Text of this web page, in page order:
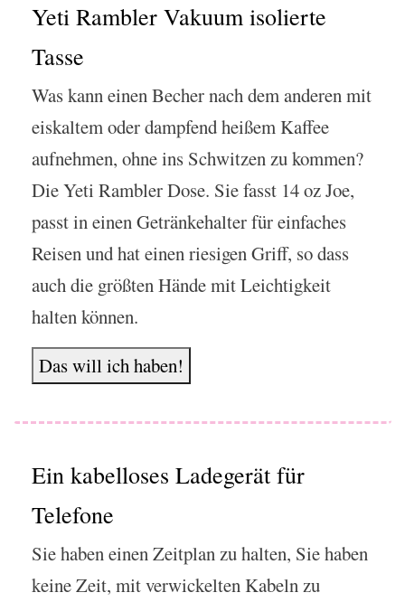
Yeti Rambler Vakuum isolierte
Tasse
Was kann einen Becher nach dem anderen mit
eiskaltem oder dampfend heißem Kaffee
aufnehmen, ohne ins Schwitzen zu kommen?
Die Yeti Rambler Dose. Sie fasst 14 oz Joe,
passt in einen Getränkehalter für einfaches
Reisen und hat einen riesigen Griff, so dass
auch die größten Hände mit Leichtigkeit
halten können.
Das will ich haben!
Ein kabelloses Ladegerät für
Telefone
Sie haben einen Zeitplan zu halten, Sie haben
keine Zeit, mit verwickelten Kabeln zu